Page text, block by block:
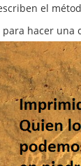
el
hacer una